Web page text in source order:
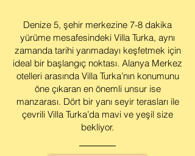
Denize 5, şehir merkezine 7-8 dakika
yürüme mesafesindeki Villa Turka, aynı
zamanda tarihi yarımadayı keşfetmek için
ideal bir başlangıç noktası. Alanya Merkez
otelleri arasında Villa Turka’nın konumunu
öne çıkaran en önemli unsur ise
manzarası. Dört bir yanı seyir terasları ile
çevrili Villa Turka’da mavi ve yeşil size
bekliyor.